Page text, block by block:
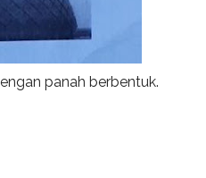
panah berbentuk.